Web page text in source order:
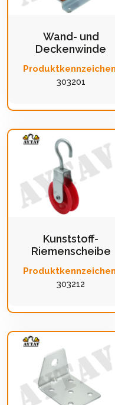
Wand- und
Deckenwinde
303201
Kunststoff-
Riemenscheibe
303212